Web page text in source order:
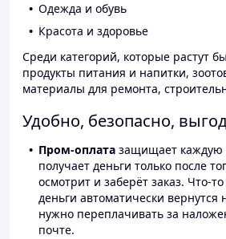
Одежда и обувь
Красота и здоровье
Среди категорий, которые растут
продукты питания и напитки,
материалы для ремонта,
Удобно, безопасно,
Пром-оплата защищает каждую
получает деньги только после
осмотрит и заберёт заказ. Что-
деньги автоматически вернутся
нужно переплачивать за
почте.